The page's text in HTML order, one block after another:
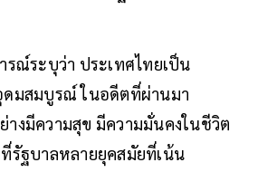
รณ์ระบุว่า ประเทศไทยเป็น
ดมสมบูรณ์ ในอดีตที่ผ่านมา
งมีความสุข มีความมั่นคงในชีวิต
รัฐบาลหลายยุคสมัยที่เน้น